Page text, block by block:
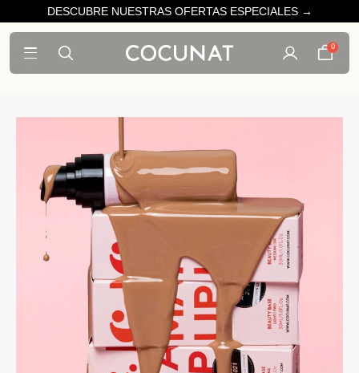
DESCUBRE NUESTRAS OFERTAS ESPECIALES →
0